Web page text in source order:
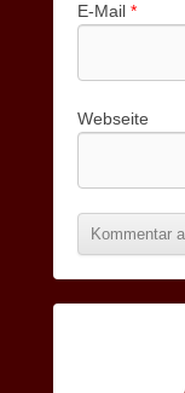
E-Mail *
Webseite